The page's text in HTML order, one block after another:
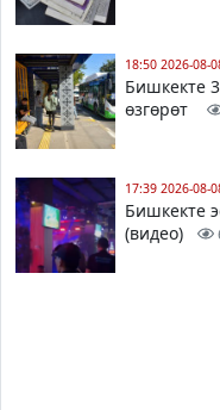
18:50 2026-08-
Бишкекте
өзгөрөт
17:39 2026-08-
Бишкекте
(видео)